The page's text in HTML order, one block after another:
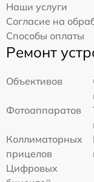
Наши услуги
Согласие на
Способы оплаты
Ремонт
Объективов
Фотоаппаратов
Коллиматорных
прицелов
Цифровых